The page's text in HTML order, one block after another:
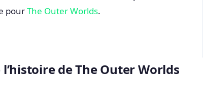
pourThe Outer Worlds.
de The Outer Worlds